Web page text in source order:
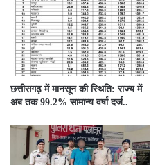
छत्तीसगढ़ में मानसून की स्थिति: राज्य में
अब तक 99.2% सामान्य वर्षा दर्ज..